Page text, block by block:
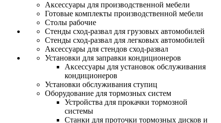
Аксессуары для производственной мебели
Готовые комплекты производственной мебели
Столы рабочие
Стенды сход-развал для грузовых автомобилей
Стенды сход-развал для легковых автомобилей
Аксессуары для стендов сход-развал
Установки для заправки кондиционеров
Аксессуары для установок обслуживания
кондиционеров
Установки обслуживания ступиц
Оборудование для тормозных систем
Устройства для прокачки тормозной
системы
Станки для проточки тормозных дисков и